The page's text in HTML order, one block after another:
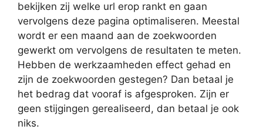
bekijken zij welke url erop rankt en gaan
vervolgens deze pagina optimaliseren. Meestal
wordt er een maand aan de zoekwoorden
gewerkt om vervolgens de resultaten te meten.
Hebben de werkzaamheden effect gehad en
zijn de zoekwoorden gestegen? Dan betaal je
het bedrag dat vooraf is afgesproken. Zijn er
geen stijgingen gerealiseerd, dan betaal je ook
niks.